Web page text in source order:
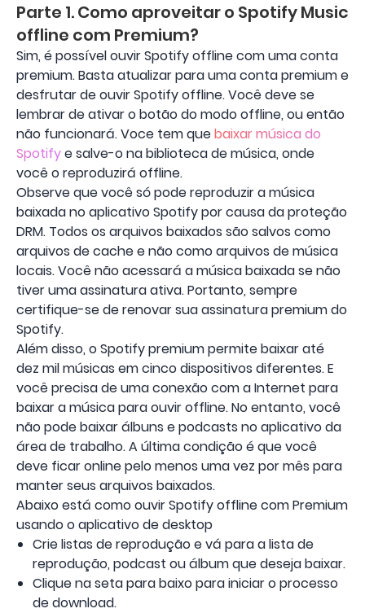
Parte 1. Como aproveitar o Spotify Music
offline com Premium?
Sim, é possível ouvir Spotify offline com uma conta
premium. Basta atualizar para uma conta premium e
desfrutar de ouvir Spotify offline. Você deve se
lembrar de ativar o botão do modo offline, ou então
não funcionará. Voce tem quebaixar música do
Spotifye salve-o na biblioteca de música, onde
você o reproduzirá offline.
Observe que você só pode reproduzir a música
baixada no aplicativo Spotify por causa da proteção
DRM. Todos os arquivos baixados são salvos como
arquivos de cache e não como arquivos de música
locais. Você não acessará a música baixada se não
tiver uma assinatura ativa. Portanto, sempre
certifique-se de renovar sua assinatura premium do
Spotify.
Além disso, o Spotify premium permite baixar até
dez mil músicas em cinco dispositivos diferentes. E
você precisa de uma conexão com a Internet para
baixar a música para ouvir offline. No entanto, você
não pode baixar álbuns e podcasts no aplicativo da
área de trabalho. A última condição é que você
deve ficar online pelo menos uma vez por mês para
manter seus arquivos baixados.
Abaixo está como ouvir Spotify offline com Premium
usando o aplicativo de desktop
Crie listas de reprodução e vá para a lista de
reprodução, podcast ou álbum que deseja baixar.
Clique na seta para baixo para iniciar o processo
de download.